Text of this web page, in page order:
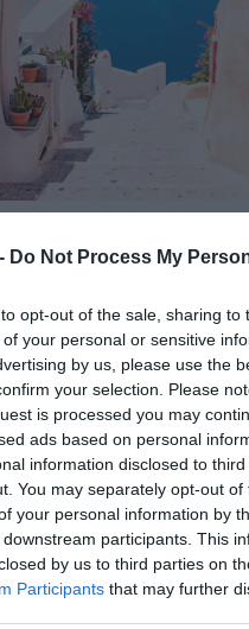
Do Not Process My
opt-out of the sale, sharing to
of your personal or sensitive
by us, please use the
your selection. Please
is processed you may
ads based on personal
information disclosed to
You may separately opt-out of
your personal information by
downstream participants. This
by us to third parties on
Participants that may further
Οι άνθρωποι, οι αυθεντικές
το ελληνικό καλοκαίρι και
πολιτισμός που μας ενώνει
ΌΣΑ ΧΡΕΙΆΖΕΣΑΙ
ΓΙΑ ΤΟ ΚΑΛΟΚΑΊΡΙ ΣΟΥ
ΡΟΗ ΕΙΔΗΣΕΩΝ
Συνεχής αγώνας